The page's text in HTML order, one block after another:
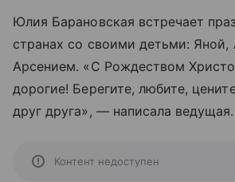
Юлия Барановская встречает
странах со своими детьми:
Арсением. «С Рождеством
дорогие! Берегите, любите,
друг друга», — написала ведущая.
Контент недоступен